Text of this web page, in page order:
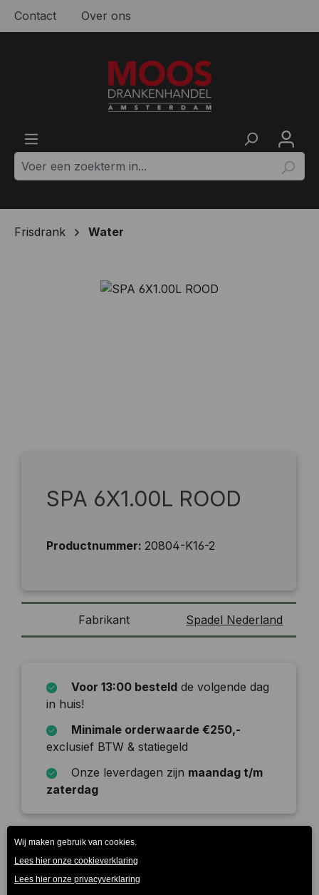
Ga naar de hoofdinhoud
Contact Over ons
Frisdrank Water
Afbeeldingengalerij overslaan
SPA 6X1.00L ROOD
Productnummer: 20804-K16-2
Fabrikant Spadel Nederland
Voor 13:00 besteld de volgende dag
in huis!
Minimale orderwaarde €250,-
exclusief BTW & statiegeld
Onze leverdagen zijn maandag t/m
zaterdag
Spa Intense is een intens bruisend, natuurlijk